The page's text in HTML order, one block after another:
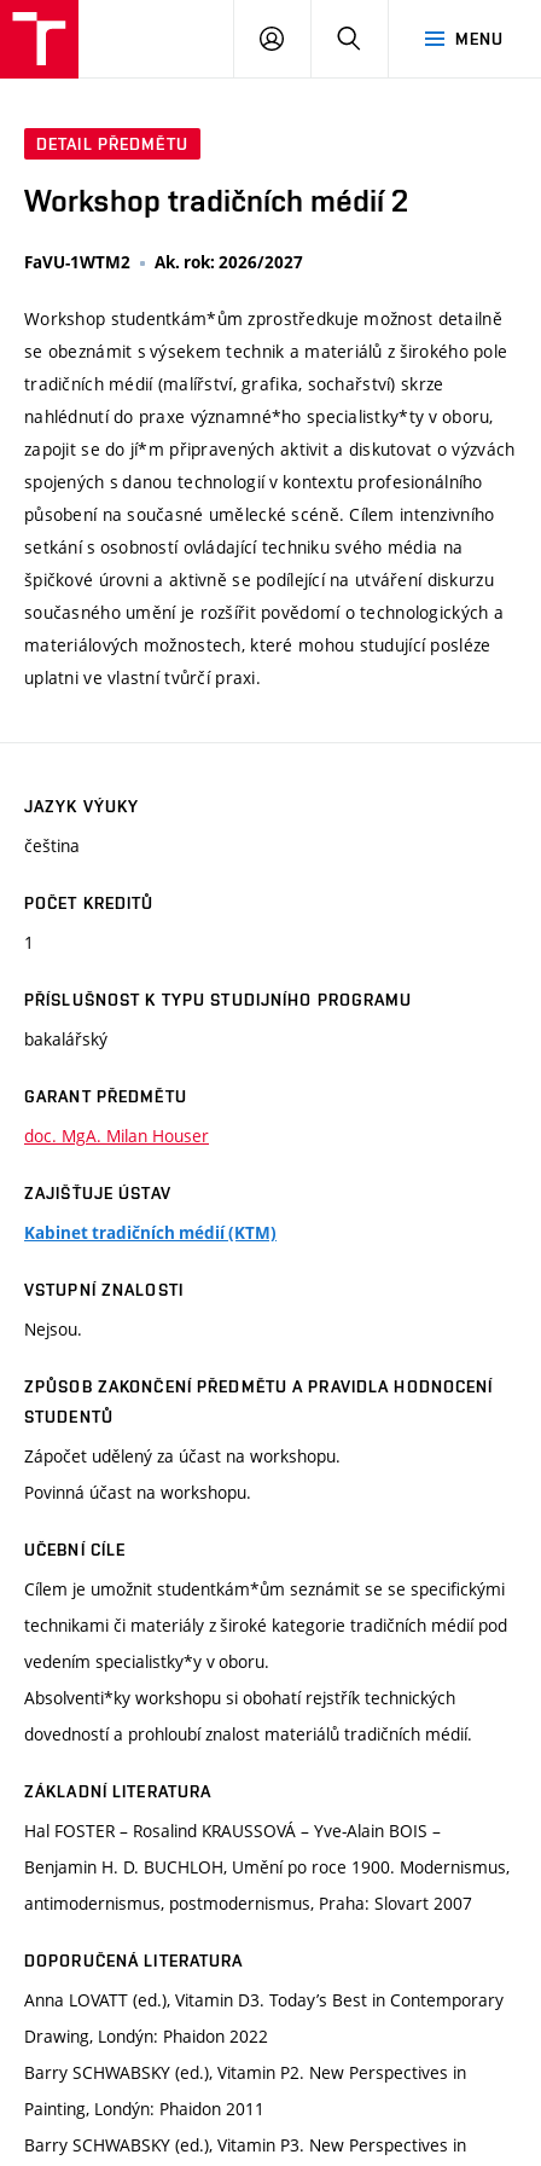
MENU
PŘIHLÁSIT
DETAIL PŘEDMĚTU
Workshop tradičních médií 2
FaVU-1WTM2 Ak. rok: 2026/2027
Workshop studentkám*ům zprostředkuje možnost detailně
se obeznámit s výsekem technik a materiálů z širokého pole
tradičních médií (malířství, grafika, sochařství) skrze
nahlédnutí do praxe významné*ho specialistky*ty v oboru,
zapojit se do jí*m připravených aktivit a diskutovat o výzvách
spojených s danou technologií v kontextu profesionálního
působení na současné umělecké scéně. Cílem intenzivního
setkání s osobností ovládající techniku svého média na
špičkové úrovni a aktivně se podílející na utváření diskurzu
současného umění je rozšířit povědomí o technologických a
materiálových možnostech, které mohou studující posléze
uplatni ve vlastní tvůrčí praxi.
JAZYK VÝUKY
čeština
POČET KREDITŮ
1
PŘÍSLUŠNOST K TYPU STUDIJNÍHO PROGRAMU
bakalářský
GARANT PŘEDMĚTU
doc. MgA. Milan Houser
ZAJIŠŤUJE ÚSTAV
Kabinet tradičních médií (KTM)
VSTUPNÍ ZNALOSTI
Nejsou.
ZPŮSOB ZAKONČENÍ PŘEDMĚTU A PRAVIDLA HODNOCENÍ
STUDENTŮ
Zápočet udělený za účast na workshopu.
Povinná účast na workshopu.
UČEBNÍ CÍLE
Cílem je umožnit studentkám*ům seznámit se se specifickými
technikami či materiály z široké kategorie tradičních médií pod
vedením specialistky*y v oboru.
Absolventi*ky workshopu si obohatí rejstřík technických
dovedností a prohloubí znalost materiálů tradičních médií.
ZÁKLADNÍ LITERATURA
Hal FOSTER – Rosalind KRAUSSOVÁ – Yve-Alain BOIS –
Benjamin H. D. BUCHLOH, Umění po roce 1900. Modernismus,
antimodernismus, postmodernismus, Praha: Slovart 2007
DOPORUČENÁ LITERATURA
Anna LOVATT (ed.), Vitamin D3. Today’s Best in Contemporary
Drawing, Londýn: Phaidon 2022
Barry SCHWABSKY (ed.), Vitamin P2. New Perspectives in
Painting, Londýn: Phaidon 2011
Barry SCHWABSKY (ed.), Vitamin P3. New Perspectives in